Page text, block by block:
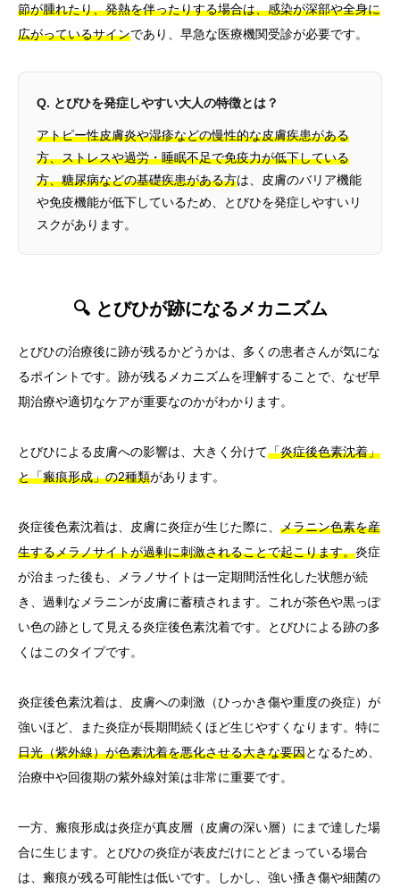
節が腫れたり、発熱を伴ったりする場合は、感染が深部や全身に
広がっているサインであり、早急な医療機関受診が必要です。
Q. とびひを発症しやすい大人の特徴とは？
アトピー性皮膚炎や湿疹などの慢性的な皮膚疾患がある
方、ストレスや過労・睡眠不足で免疫力が低下している
方、糖尿病などの基礎疾患がある方は、皮膚のバリア機能
や免疫機能が低下しているため、とびひを発症しやすいリ
スクがあります。
🔍 とびひが跡になるメカニズム
とびひの治療後に跡が残るかどうかは、多くの患者さんが気にな
るポイントです。跡が残るメカニズムを理解することで、なぜ早
期治療や適切なケアが重要なのかがわかります。
とびひによる皮膚への影響は、大きく分けて「炎症後色素沈着」
と「瘢痕形成」の2種類があります。
炎症後色素沈着は、皮膚に炎症が生じた際に、 メラニン色素を産
生するメラノサイトが過剰に刺激されることで起こります。炎症
が治まった後も、メラノサイトは一定期間活性化した状態が続
き、過剰なメラニンが皮膚に蓄積されます。これが茶色や黒っぽ
い色の跡として見える炎症後色素沈着です。とびひによる跡の多
くはこのタイプです。
炎症後色素沈着は、皮膚への刺激（ひっかき傷や重度の炎症）が
強いほど、また炎症が長期間続くほど生じやすくなります。特に
日光（紫外線）が色素沈着を悪化させる大きな要因となるため、
治療中や回復期の紫外線対策は非常に重要です。
一方、瘢痕形成は炎症が真皮層（皮膚の深い層）にまで達した場
合に生じます。とびひの炎症が表皮だけにとどまっている場合
は、瘢痕が残る可能性は低いです。しかし、強い搔き傷や細菌の